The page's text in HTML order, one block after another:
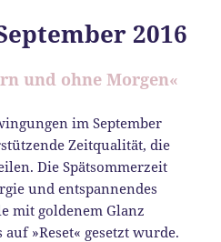
2016
und ohne Morgen«
im September
Zeitqualität, die
Die Spätsommerzeit
und entspannendes
mit goldenem Glanz
»Reset« gesetzt wurde.